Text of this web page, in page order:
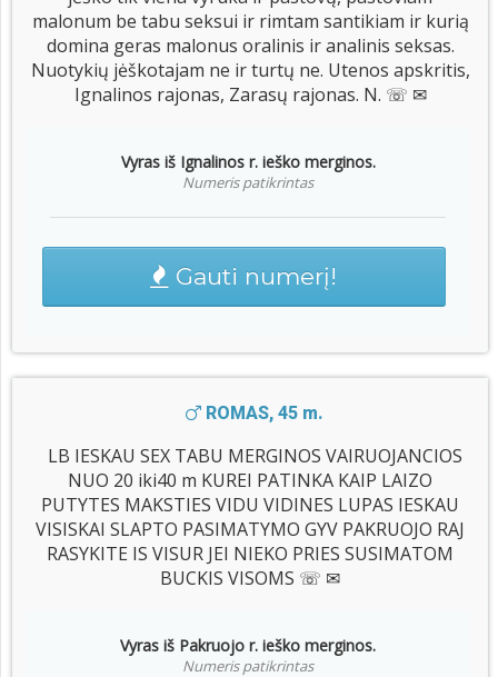
malonum be tabu seksui ir rimtam santikiam ir kurią
domina geras malonus oralinis ir analinis seksas.
Nuotykių jėškotajam ne ir turtų ne. Utenos apskritis,
Ignalinos rajonas, Zarasų rajonas. N. ☏ ✉
Vyras iš Ignalinos r. ieško merginos.
Numeris patikrintas
Gauti numerį!
ROMAS, 45 m.
LB IESKAU SEX TABU MERGINOS VAIRUOJANCIOS
NUO 20 iki40 m KUREI PATINKA KAIP LAIZO
PUTYTES MAKSTIES VIDU VIDINES LUPAS IESKAU
VISISKAI SLAPTO PASIMATYMO GYV PAKRUOJO RAJ
RASYKITE IS VISUR JEI NIEKO PRIES SUSIMATOM
BUCKIS VISOMS ☏ ✉
Vyras iš Pakruojo r. ieško merginos.
Numeris patikrintas